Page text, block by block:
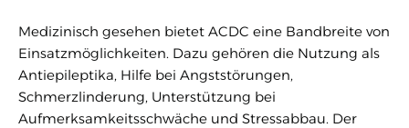
Medizinisch gesehen bietet ACDC eine Bandbreite von
Einsatzmöglichkeiten. Dazu gehören die Nutzung als
Antiepileptika, Hilfe bei Angststörungen,
Schmerzlinderung, Unterstützung bei
Aufmerksamkeitsschwäche und Stressabbau. Der